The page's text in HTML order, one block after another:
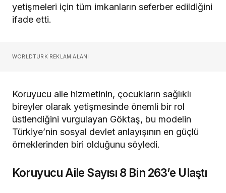
yetişmeleri için tüm imkanların seferber edildiğini
ifade etti.
WORLDTURK REKLAM ALANI
Koruyucu aile hizmetinin, çocukların sağlıklı
bireyler olarak yetişmesinde önemli bir rol
üstlendiğini vurgulayan Göktaş, bu modelin
Türkiye’nin sosyal devlet anlayışının en güçlü
örneklerinden biri olduğunu söyledi.
Koruyucu Aile Sayısı 8 Bin 263’e Ulaştı